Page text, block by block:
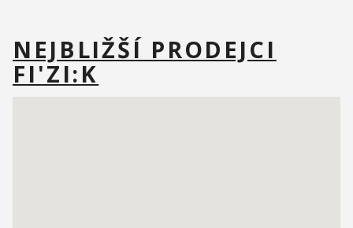
NEJBLIŽŠÍ PRODEJCI
FI'ZI:K